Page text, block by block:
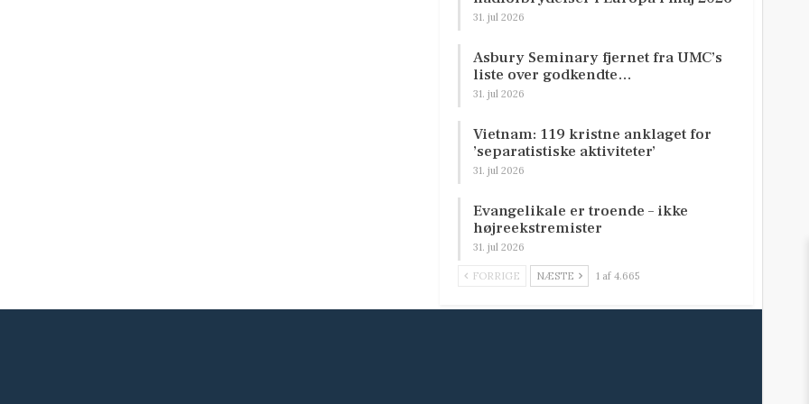
31. jul 2026
Asbury Seminary fjernet fra UMC’s
liste over godkendte…
31. jul 2026
Vietnam: 119 kristne anklaget for
’separatistiske aktiviteter’
31. jul 2026
Evangelikale er troende – ikke
højreekstremister
31. jul 2026
FORRIGE NÆSTE 1 af 4.665